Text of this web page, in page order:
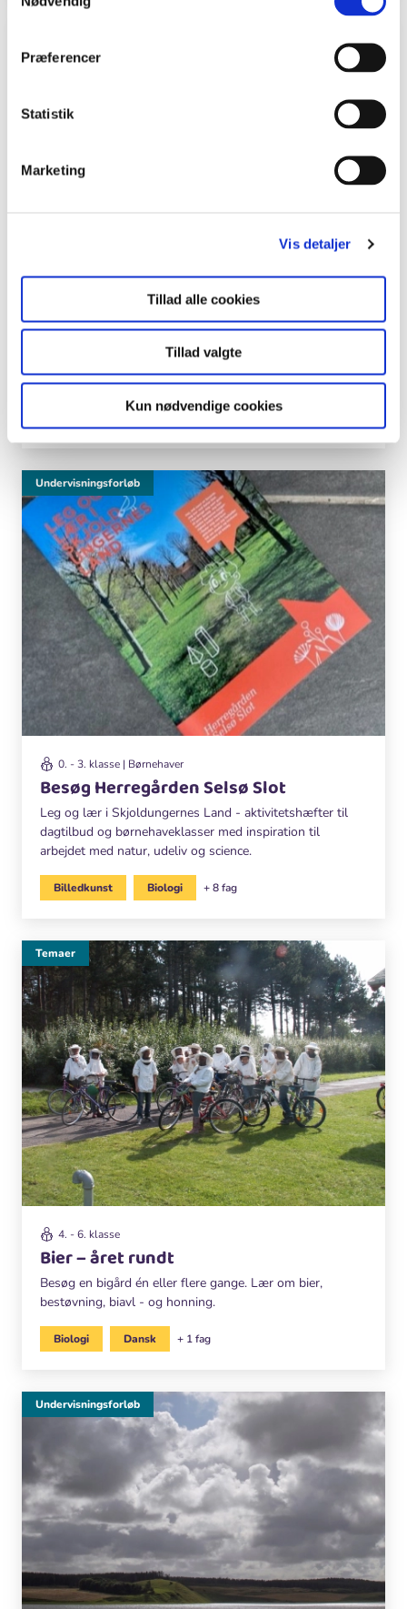
Præferencer
Statistik
Marketing
Vis detaljer
Tillad alle cookies
Tillad valgte
Kun nødvendige cookies
Besøg en kirkegård
...i kristendomskundskab og arbejd tværfagligt med
dansk, matematik og håndarbejde.
Håndværk og design
0. - 3. klasse | Børnehaver
Besøg Herregården Selsø Slot
Leg og lær i Skjoldungernes Land - aktivitetshæfter til
dagtilbud og børnehaveklasser med inspiration til
arbejdet med natur, udeliv og science.
Undervisningsforløb
Billedkunst Biologi + 8 fag
4. - 6. klasse
Bier – året rundt
Besøg en bigård én eller flere gange. Lær om bier,
bestøvning, biavl - og honning.
Temaer
Biologi Dansk + 1 fag
Undervisningsforløb